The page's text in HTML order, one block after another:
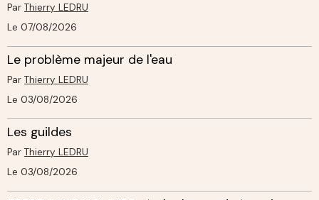
Par Thierry LEDRU
Le 07/08/2026
Le problème majeur de l'eau
Par Thierry LEDRU
Le 03/08/2026
Les guildes
Par Thierry LEDRU
Le 03/08/2026